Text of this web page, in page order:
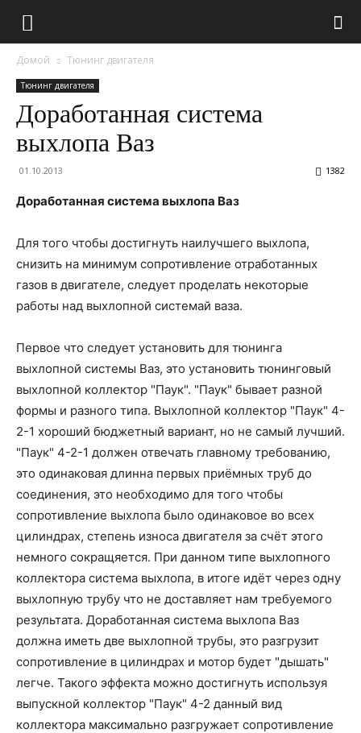
Домой Тюнинг двигателя
Тюнинг двигателя
Доработанная система
выхлопа Ваз
01.10.2013 1382
Доработанная система выхлопа Ваз
Для того чтобы достигнуть наилучшего выхлопа,
снизить на минимум сопротивление отработанных
газов в двигателе, следует проделать некоторые
работы над выхлопной системай ваза.
Первое что следует установить для тюнинга
выхлопной системы Ваз, это установить тюнинговый
выхлопной коллектор "Паук". "Паук" бывает разной
формы и разного типа. Выхлопной коллектор "Паук" 4-
2-1 хороший бюджетный вариант, но не самый лучший.
"Паук" 4-2-1 должен отвечать главному требованию,
это одинаковая длинна первых приёмных труб до
соединения, это необходимо для того чтобы
сопротивление выхлопа было одинаковое во всех
цилиндрах, степень износа двигателя за счёт этого
немного сокращяется. При данном типе выхлопного
коллектора система выхлопа, в итоге идёт через одну
выхлопную трубу что не доставляет нам требуемого
результата. Доработанная система выхлопа Ваз
должна иметь две выхлопной трубы, это разгрузит
сопротивление в цилиндрах и мотор будет "дышать"
легче. Такого эффекта можно достигнуть используя
выпускной коллектор "Паук" 4-2 данный вид
коллектора максимально разгружает сопротивление